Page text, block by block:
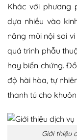
Khác với phương
dựa nhiều vào
nâng mũi nội soi
quá trình phẫu
hay biến chứng.
độ hài hòa, tự
thanh tú cho
Giới thiệu